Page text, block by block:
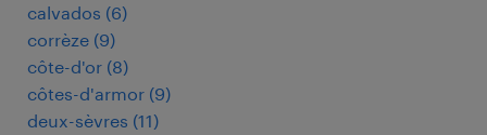
calvados (6)
corrèze (9)
côte-d'or (8)
côtes-d'armor (9)
deux-sèvres (11)